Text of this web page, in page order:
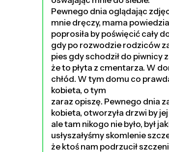
Pewnego dnia oglądając
mnie dręczy, mama
poprosiła by poświęcić cały
gdy po rozwodzie rodziców
pies gdy schodził do piwnicy
że to płyta z cmentarza. W
chłód. W tym domu co
kobieta, o tym
zaraz opiszę. Pewnego dnia
kobieta, otworzyła drzwi by
ale tam nikogo nie było, był
usłyszałyśmy skomlenie
że ktoś nam podrzucił